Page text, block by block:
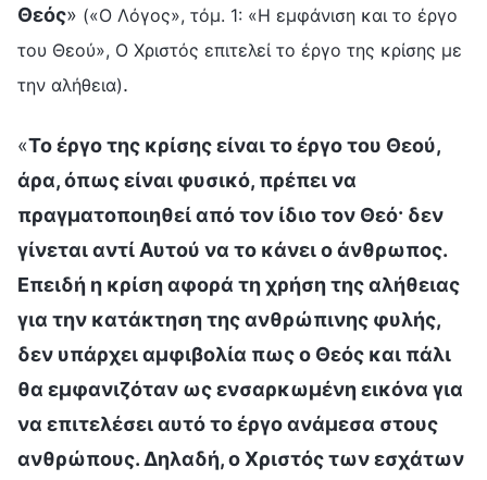
Θεός» («Ο Λόγος», τόμ. 1: «Η εμφάνιση και το έργο
του Θεού», Ο Χριστός επιτελεί το έργο της κρίσης με
την αλήθεια).
«Το έργο της κρίσης είναι το έργο του Θεού,
άρα, όπως είναι φυσικό, πρέπει να
πραγματοποιηθεί από τον ίδιο τον Θεό· δεν
γίνεται αντί Αυτού να το κάνει ο άνθρωπος.
Επειδή η κρίση αφορά τη χρήση της αλήθειας
για την κατάκτηση της ανθρώπινης φυλής,
δεν υπάρχει αμφιβολία πως ο Θεός και πάλι
θα εμφανιζόταν ως ενσαρκωμένη εικόνα για
να επιτελέσει αυτό το έργο ανάμεσα στους
ανθρώπους. Δηλαδή, ο Χριστός των εσχάτων